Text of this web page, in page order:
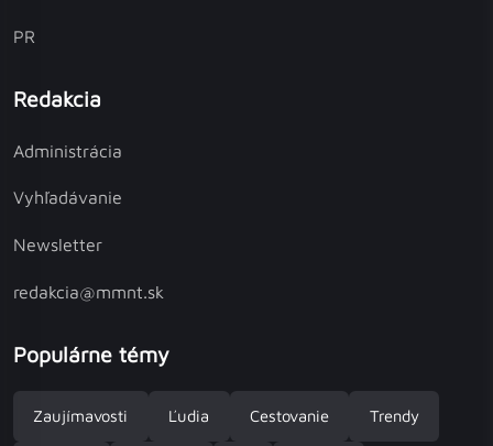
PR
Redakcia
Administrácia
Vyhľadávanie
Newsletter
redakcia@mmnt.sk
Populárne témy
Zaujímavosti Ľudia Cestovanie Trendy